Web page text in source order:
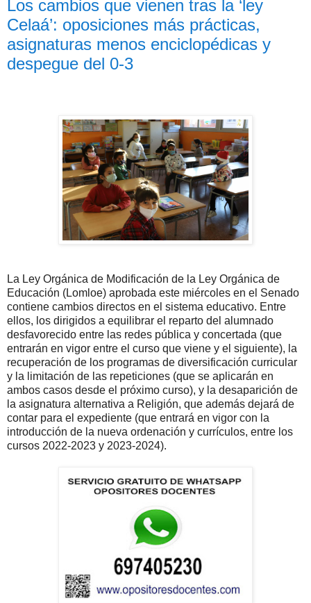
Los cambios que vienen tras la ‘ley
Celaá’: oposiciones más prácticas,
asignaturas menos enciclopédicas y
despegue del 0-3
La Ley Orgánica de Modificación de la Ley Orgánica de
Educación (Lomloe) aprobada este miércoles en el Senado
contiene cambios directos en el sistema educativo. Entre
ellos, los dirigidos a equilibrar el reparto del alumnado
desfavorecido entre las redes pública y concertada (que
entrarán en vigor entre el curso que viene y el siguiente), la
recuperación de los programas de diversificación curricular
y la limitación de las repeticiones (que se aplicarán en
ambos casos desde el próximo curso), y la desaparición de
la asignatura alternativa a Religión, que además dejará de
contar para el expediente (que entrará en vigor con la
introducción de la nueva ordenación y currículos, entre los
cursos 2022-2023 y 2023-2024).